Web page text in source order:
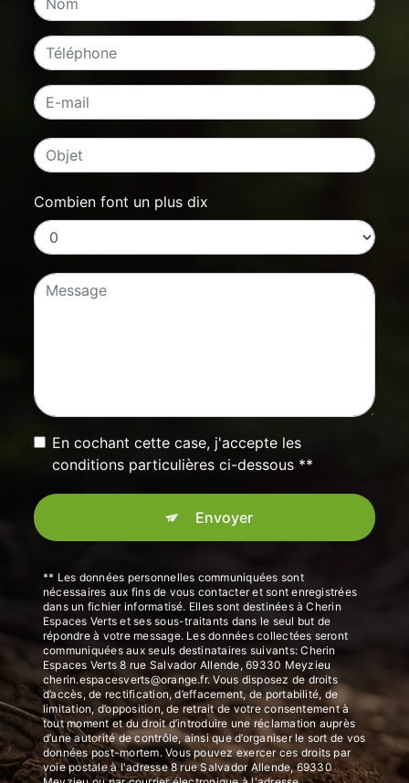
Combien font un plus dix
En cochant cette case, j'accepte les
conditions particulières ci-dessous **
Envoyer
** Les données personnelles communiquées sont
nécessaires aux fins de vous contacter et sont enregistrées
dans un fichier informatisé. Elles sont destinées à Cherin
Espaces Verts et ses sous-traitants dans le seul but de
répondre à votre message. Les données collectées seront
communiquées aux seuls destinataires suivants: Cherin
Espaces Verts 8 rue Salvador Allende, 69330 Meyzieu
cherin.espacesverts@orange.fr. Vous disposez de droits
d’accès, de rectification, d’effacement, de portabilité, de
limitation, d’opposition, de retrait de votre consentement à
tout moment et du droit d’introduire une réclamation auprès
d’une autorité de contrôle, ainsi que d’organiser le sort de vos
données post-mortem. Vous pouvez exercer ces droits par
voie postale à l'adresse 8 rue Salvador Allende, 69330